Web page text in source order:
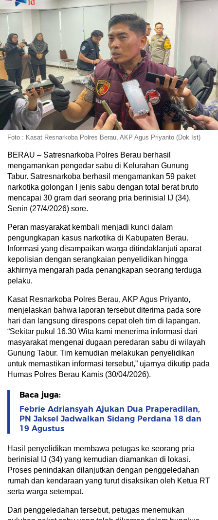
Foto : Kasat Resnarkoba Polres Berau, AKP Agus Priyanto (Dok Ist)
BERAU – Satresnarkoba Polres Berau berhasil
mengamankan pengedar sabu di Kelurahan Gunung
Tabur. Satresnarkoba berhasil mengamankan 59 paket
narkotika golongan I jenis sabu dengan total berat bruto
mencapai 30 gram dari seorang pria berinisial IJ (34),
Senin (27/4/2026) sore.
Peran masyarakat kembali menjadi kunci dalam
pengungkapan kasus narkotika di Kabupaten Berau.
Informasi yang disampaikan warga ditindaklanjuti aparat
kepolisian dengan serangkaian penyelidikan hingga
akhirnya mengarah pada penangkapan seorang terduga
pelaku.
Kasat Resnarkoba Polres Berau, AKP Agus Priyanto,
menjelaskan bahwa laporan tersebut diterima pada sore
hari dan langsung direspons cepat oleh tim di lapangan.
“Sekitar pukul 16.30 Wita kami menerima informasi dari
masyarakat mengenai dugaan peredaran sabu di wilayah
Gunung Tabur. Tim kemudian melakukan penyelidikan
untuk memastikan informasi tersebut,” ujarnya dikutip pada
Humas Polres Berau Kamis (30/04/2026).
Baca juga:
Febrie Adriansyah Ajukan Dua Praperadilan,
PN Jaksel Jadwalkan Sidang Perdana 18 dan
19 Agustus
Hasil penyelidikan membawa petugas ke seorang pria
berinisial IJ (34) yang kemudian diamankan di lokasi.
Proses penindakan dilanjutkan dengan penggeledahan
rumah dan kendaraan yang turut disaksikan oleh Ketua RT
serta warga setempat.
Dari penggeledahan tersebut, petugas menemukan